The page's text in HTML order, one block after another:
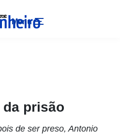
Menu
prisão
de ser preso, Antonio